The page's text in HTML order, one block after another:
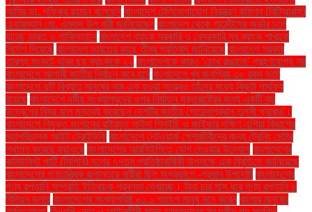
আমির ডা. শফিকুর রহমান বলেছেন বাংলাদেশ টেলিযোগাযোগ নিয়ন্ত্রণ কমিশন (বিটিআরসি)
চেয়ারম্যান মো. এমদাদ উল বারী জানিয়েছেন বাংলাদেশ থেকে গার্মেন্টসের অর্ডার চলে
যাচ্ছে ভারত ও পাকিস্তানে বাংলাদেশ ব্যাংক সরকারি ও বেসরকারি সব ব্যাংক শাখাকে
নির্দেশ দিয়েছে বাংলাদেশ ভারতের কাছে তীব্র প্রতিবাদ জানিয়েছে বাংলাদেশ সরকার
তারল্য সংকটে থাকা ছয় ব্যাংককে ২২ বাংলাদেশকে কারও ‘চোখ রাঙানো’ গ্রহণযোগ্য নয়
বাংলাদেশে আগামী জাতীয় নির্বাচন কবে হবে বাংলাদেশে খুব জনপ্রিয় ৩০ রকম ভর্তা
বাংলাদেশে দুটি বিখ্যাত মানুষের নাম এক হওয়া সত্ত্বেও তাঁদের মধ্যে কিছুটা পার্থক্য
রয়েছে বাংলাদেশে ধর্মীয় সংখ্যালঘুদের ওপর নির্যাতন যুক্তরাষ্ট্রের জন্য একটি বড়
উদ্বেগের বিষয় বলে মন্তব্য করেছেন দেশটির জাতীয় গোয়েন্দাপ্রধান তুলসী গ্যাবার্ড।
বাংলাদেশে নিযুক্ত জাপানের রাষ্ট্রদূত সাইদা শিনইচি ও জাইকার দক্ষিণ এশিয়া বিভাগের
মহাপরিচালক আইট টেরুইউকি বাংলাদেশে নেটওয়ার্ক পেশাজীবীদের জন্য ট্রেনিং সেন্টার
স্থাপন করেছে হুয়াওয়ে বাংলাদেশের আরসিইপিতে যোগ দেওয়ার উদ্যোগ বাংলাদেশের
কমিউনিস্ট পার্টি (সিপিবি) দলের ৭৭তম প্রতিষ্ঠাবার্ষিকী উপলক্ষে এক বিবৃতিতে জানিয়েছে
বাংলাদেশের গণতান্ত্রিক রূপান্তরে নারীরা ছিল অগ্রভাগে -প্রধান উপদেষ্টা বাংলাদেশের
পণ্য রপ্তানি সম্প্রতি ইতিবাচক প্রবণতা দেখাচ্ছে। টানা চার মাস ধরে পণ্য রপ্তানি ৪
বিলিয়ন ডলার বাংলাদেশের সংখ্যাগরিষ্ঠ ৬১.১ শতাংশ মানুষ মনে করেন বাংলার মানুষের